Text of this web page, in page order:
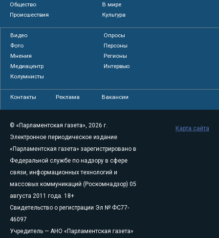
Общество
В мире
Происшествия
Культура
Видео
Опросы
Фото
Персоны
Мнения
Регионы
Медиацентр
Интервью
Колумнисты
Контакты Реклама Вакансии
© «Парламентская газета», 2026 г.
Электронное периодическое издание
«Парламентская газета» зарегистрировано в
Федеральной службе по надзору в сфере
связи, информационных технологий и
массовых коммуникаций (Роскомнадзор) 05
августа 2011 года. 18+
Свидетельство о регистрации Эл № ФС77-
46097
Учредитель — АНО «Парламентская газета»
Карта сайта